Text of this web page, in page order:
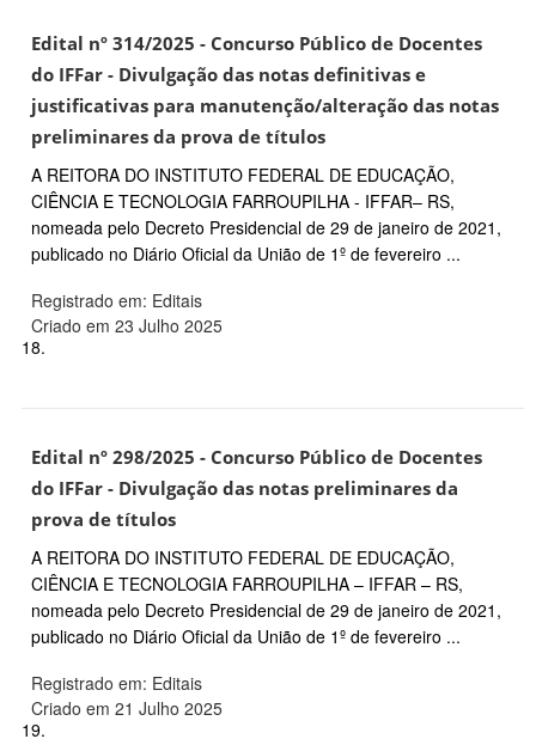
Edital nº 314/2025 - Concurso Público de Docentes
do IFFar - Divulgação das notas definitivas e
justificativas para manutenção/alteração das notas
preliminares da prova de títulos
A REITORA DO INSTITUTO FEDERAL DE EDUCAÇÃO,
CIÊNCIA E TECNOLOGIA FARROUPILHA - IFFAR– RS,
nomeada pelo Decreto Presidencial de 29 de janeiro de 2021,
publicado no Diário Oficial da União de 1º de fevereiro ...
Registrado em: Editais
Criado em 23 Julho 2025
18.
Edital nº 298/2025 - Concurso Público de Docentes
do IFFar - Divulgação das notas preliminares da
prova de títulos
A REITORA DO INSTITUTO FEDERAL DE EDUCAÇÃO,
CIÊNCIA E TECNOLOGIA FARROUPILHA – IFFAR – RS,
nomeada pelo Decreto Presidencial de 29 de janeiro de 2021,
publicado no Diário Oficial da União de 1º de fevereiro ...
Registrado em: Editais
Criado em 21 Julho 2025
19.